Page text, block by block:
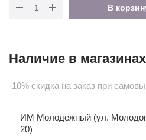
В
Наличие в магазинах
-10% скидка на заказ при
ИМ Молодежный (ул.
20)